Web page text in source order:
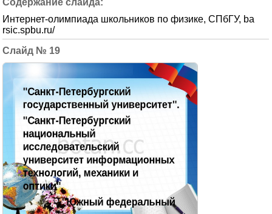
Интернет-олимпиада школьников по физике, СПбГУ, ba
rsic.spbu.ru/
19